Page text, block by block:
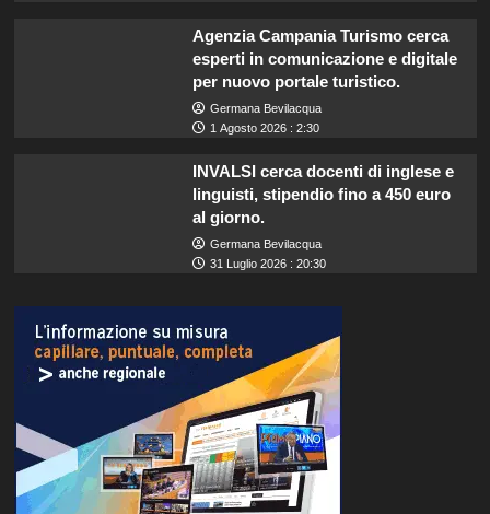
Agenzia Campania Turismo cerca
esperti in comunicazione e digitale
per nuovo portale turistico.
Germana Bevilacqua
1 Agosto 2026 : 2:30
INVALSI cerca docenti di inglese e
linguisti, stipendio fino a 450 euro
al giorno.
Germana Bevilacqua
31 Luglio 2026 : 20:30